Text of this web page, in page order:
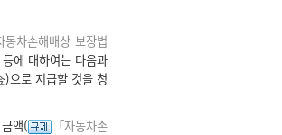
동차손해배상 보장법
에 대하여는 다음과
으로 지급할 것을 청
액(
「자동차손